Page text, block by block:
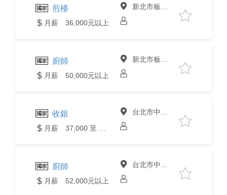
煎檯
月薪 36,000元以上
新北市板橋區
廚師
月薪 50,000元以上
新北市板橋區
收銀 台北市中山區
廚師
月薪 52,000元以上
台北市中山區